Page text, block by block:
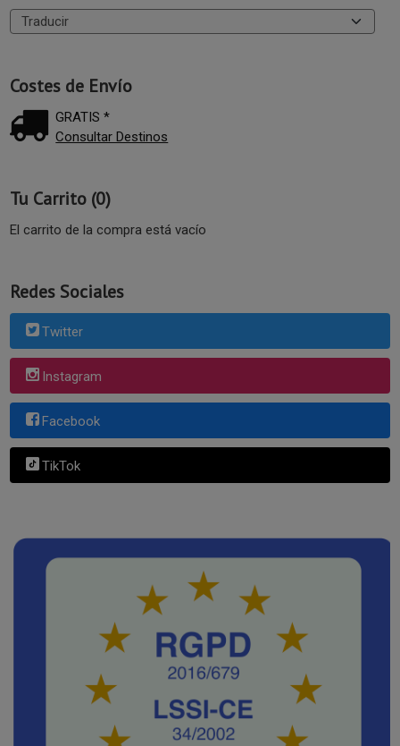
Costes de Envío
GRATIS *
Consultar Destinos
Tu Carrito (0)
El carrito de la compra está vacío
Redes Sociales
Twitter
Instagram
Facebook
TikTok